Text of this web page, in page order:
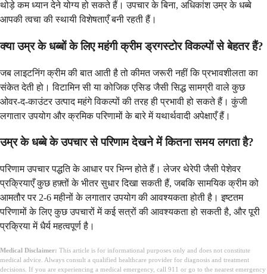
थोड़े कम ध्यान देने योग्य हो सकते हैं। उपचार के बिना, अधिकांश उम्र के धब्बे
आपकी त्वचा की स्थायी विशेषताएँ बनी रहती हैं।
क्या उम्र के धब्बों के लिए महंगी क्रीम ड्रगस्टोर विकल्पों से बेहतर हैं?
जब लाइटनिंग क्रीम की बात आती है तो कीमत जरूरी नहीं कि प्रभावशीलता का
संकेत देती हो। विटामिन सी या कोजिक एसिड जैसी सिद्ध सामग्री वाले कुछ
ओवर-द-काउंटर उत्पाद महंगे विकल्पों की तरह ही प्रभावी हो सकते हैं। कुंजी
लगातार उपयोग और क्रमिक परिणामों के बारे में यथार्थवादी अपेक्षाएँ हैं।
उम्र के धब्बे के उपचार से परिणाम देखने में कितना समय लगता है?
परिणाम उपचार पद्धति के आधार पर भिन्न होते हैं। लेजर थेरेपी जैसी पेशेवर
प्रक्रियाएँ कुछ हफ़्तों के भीतर सुधार दिखा सकती हैं, जबकि सामयिक क्रीम को
आमतौर पर 2-6 महीनों के लगातार उपयोग की आवश्यकता होती है। इष्टतम
परिणामों के लिए कुछ उपचारों में कई सत्रों की आवश्यकता हो सकती है, और पूरी
प्रक्रिया में धैर्य महत्वपूर्ण है।
Medical Disclaimer: This article is for informational purposes only and does not constitute
medical advice. Always consult a qualified healthcare provider for diagnosis and treatment
decisions. If you are experiencing a medical emergency, call 911 or go to the nearest emergency